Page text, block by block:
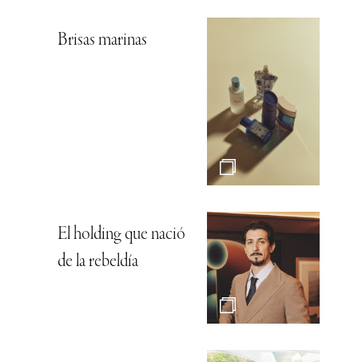
Brisas marinas
El holding que nació
de la rebeldía